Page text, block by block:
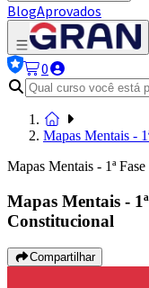
BlogAprovados
0
Mapas Mentais -
Mapas Mentais - 1ª
Mapas Mentais -
Constitucional
Compartilhar